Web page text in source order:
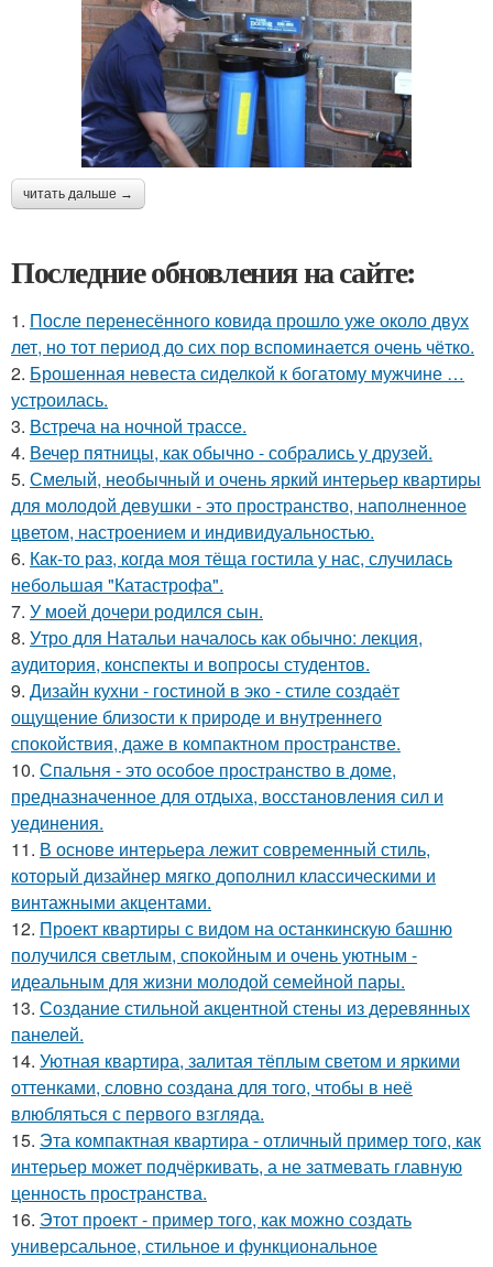
читать дальше →
Последние обновления на сайте:
1. После перенесённого ковида прошло уже около двух
лет, но тот период до сих пор вспоминается очень чётко.
2. Брошенная невеста сиделкой к богатому мужчине …
устроилась.
3. Встреча на ночной трассе.
4. Вечер пятницы, как обычно - собрались у друзей.
5. Смелый, необычный и очень яркий интерьер квартиры
для молодой девушки - это пространство, наполненное
цветом, настроением и индивидуальностью.
6. Как-то раз, когда моя тёща гостила у нас, случилась
небольшая "Катастрофа".
7. У моей дочери родился сын.
8. Утро для Натальи началось как обычно: лекция,
аудитория, конспекты и вопросы студентов.
9. Дизайн кухни - гостиной в эко - стиле создаёт
ощущение близости к природе и внутреннего
спокойствия, даже в компактном пространстве.
10. Спальня - это особое пространство в доме,
предназначенное для отдыха, восстановления сил и
уединения.
11. В основе интерьера лежит современный стиль,
который дизайнер мягко дополнил классическими и
винтажными акцентами.
12. Проект квартиры с видом на останкинскую башню
получился светлым, спокойным и очень уютным -
идеальным для жизни молодой семейной пары.
13. Создание стильной акцентной стены из деревянных
панелей.
14. Уютная квартира, залитая тёплым светом и яркими
оттенками, словно создана для того, чтобы в неё
влюбляться с первого взгляда.
15. Эта компактная квартира - отличный пример того, как
интерьер может подчёркивать, а не затмевать главную
ценность пространства.
16. Этот проект - пример того, как можно создать
универсальное, стильное и функциональное